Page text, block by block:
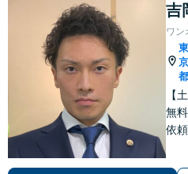
吉
ワン
東
京
都
【
無
依